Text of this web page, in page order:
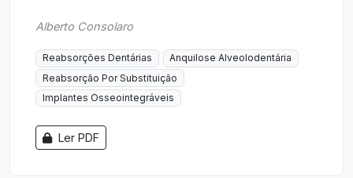
Alberto Consolaro
Reabsorções Dentárias
Anquilose Alveolodentária
Reabsorção Por Substituição
Implantes Osseointegráveis
Ler PDF